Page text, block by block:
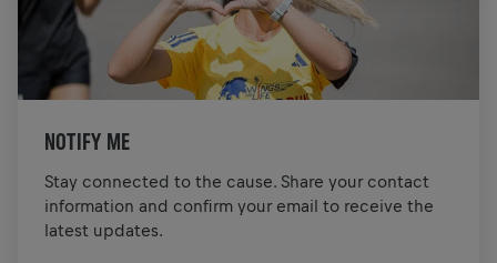
NOTIFY ME
Stay connected to the cause. Share your contact
information and confirm your email to receive the
latest updates.